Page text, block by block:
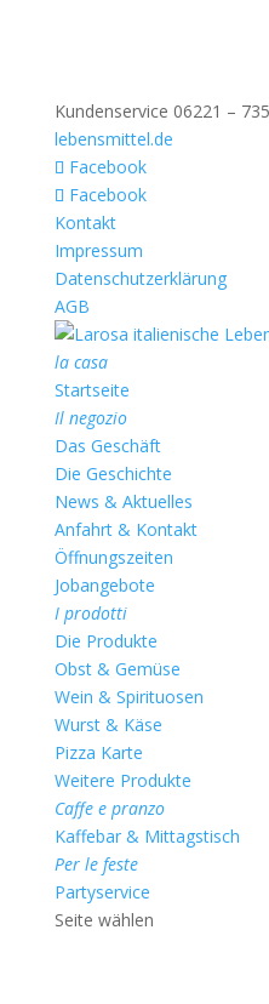
Kundenservice 06221 –
lebensmittel.de
Facebook
Facebook
Kontakt
Impressum
Datenschutzerklärung
AGB
la casa
Startseite
Il negozio
Das Geschäft
Die Geschichte
News & Aktuelles
Anfahrt & Kontakt
Öffnungszeiten
Jobangebote
I prodotti
Die Produkte
Obst & Gemüse
Wein & Spirituosen
Wurst & Käse
Pizza Karte
Weitere Produkte
Caffe e pranzo
Kaffebar & Mittagstisch
Per le feste
Partyservice
Seite wählen